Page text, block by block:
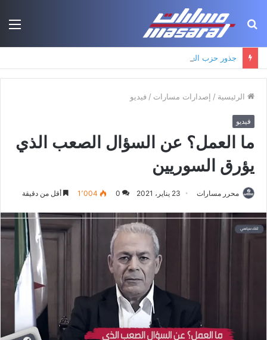
بحث
الرئيسية / إصدارات مسارات / فيديو
فيديو
ما العمل؟ عن السؤال الصعب الذي
يؤرق السوريين
محرر مسارات 23 يناير، 2021 0 1٬004 أقل من دقيقة